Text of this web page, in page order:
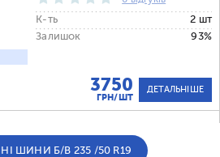
К-ть
2 шт
Залишок
93%
3750
ГРН/ШТ
ДЕТАЛЬНІШЕ
ШИНИ Б/В 235 /50 R19